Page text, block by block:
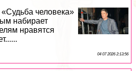
человека»
набирает
нравятся
04 07 2026 2:13:56